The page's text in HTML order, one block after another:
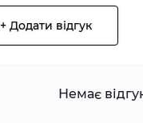
+ Додати відгук
Немає